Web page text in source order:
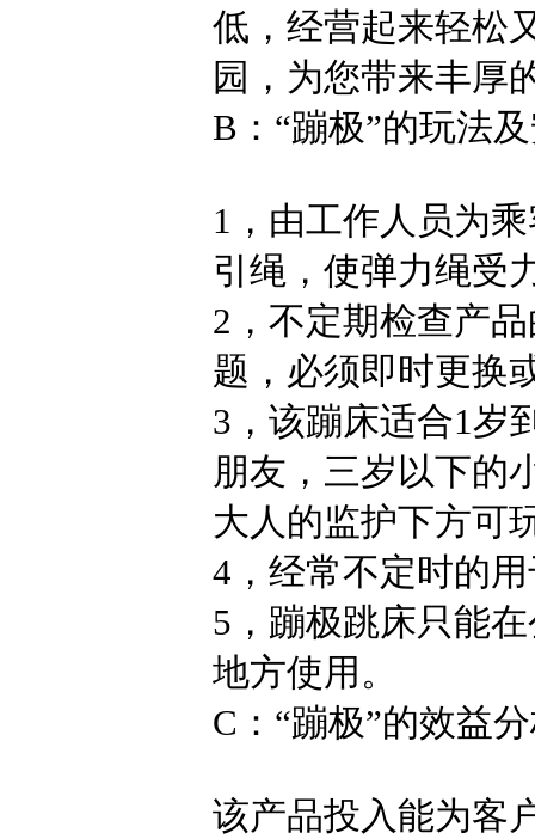
低，经营起来轻松
园，为您带来丰厚
B：“蹦极”的玩法
1，由工作人员为
引绳，使弹力绳受
2，不定期检查产
题，必须即时更换
3，该蹦床适合1岁
朋友，三岁以下的
大人的监护下方可
4，经常不定时的
5，蹦极跳床只能
地方使用。
C：“蹦极”的效益
该产品投入能为客